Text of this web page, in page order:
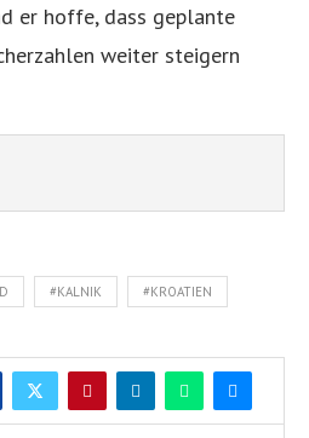
er hoffe, dass geplante
weiter steigern
#KALNIK #KROATIEN